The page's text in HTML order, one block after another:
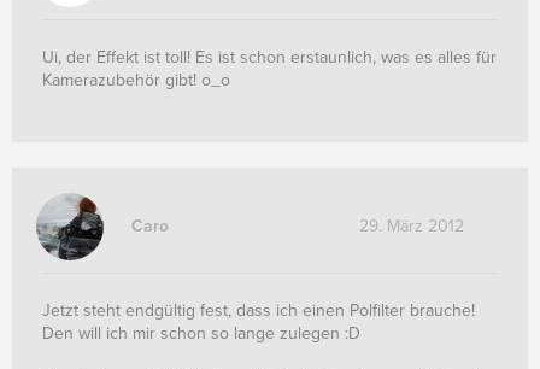
Ui, der Effekt ist toll! Es ist schon erstaunlich, was es alles für
Kamerazubehör gibt! o_o
Caro 29. März 2012
Jetzt steht endgültig fest, dass ich einen Polfilter brauche!
Den will ich mir schon so lange zulegen :D